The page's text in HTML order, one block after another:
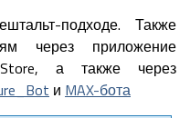
подходе. Также
через приложение
а также через
и MAX-бота